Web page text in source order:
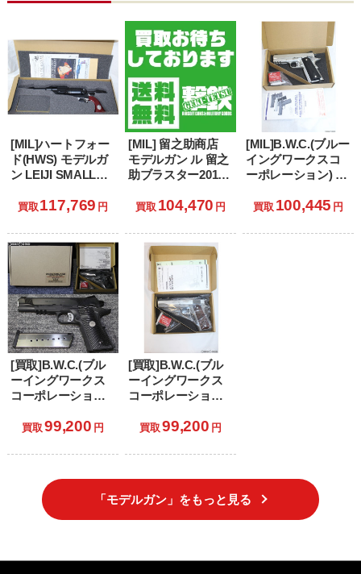
[MIL]ハートフォー
ド(HWS) モデルガ
ン LEIJI SMALL
COLLECTION 戦士
グーン シリアルナ
ンバー2:クイーン・
エメラルダスモデ
ル
買取 117,769 円
[MIL] 留之助商店
モデルガン ル 留之
助ブラスター2019
ィション 「ブレー
買取 104,470 円
[MIL]B.W.C.(ブルー
イングワークスコ
ーポレーション) 発
Kimber
TLE/RL II(キンバー
買取 100,445 円
[買取]B.W.C.(ブル
ーイングワークス
コーポレーション)
ガン ウィルソンコ
ルフレーム ライト
ルーイング仕様
買取 99,200 円
[買取]B.W.C.(ブル
ーイングワークス
コーポレーション)
ガン AMT
ードボーラー) 5イ
買取 99,200 円
「モデルガン」をもっと見る